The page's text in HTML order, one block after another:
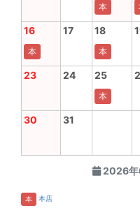
2026年
本
16
本
17 18
本
23 24 25
本
30 31
本 本店